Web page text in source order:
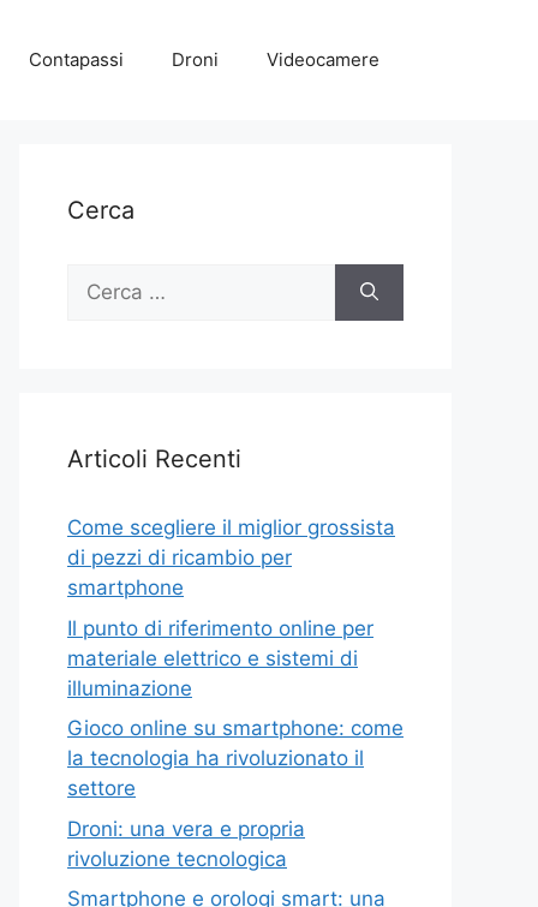
Contapassi Droni Videocamere
Cerca
Ricerca
Articoli Recenti
Come scegliere il miglior grossista
di pezzi di ricambio per
smartphone
Il punto di riferimento online per
materiale elettrico e sistemi di
illuminazione
Gioco online su smartphone: come
la tecnologia ha rivoluzionato il
settore
Droni: una vera e propria
rivoluzione tecnologica
Smartphone e orologi smart: una